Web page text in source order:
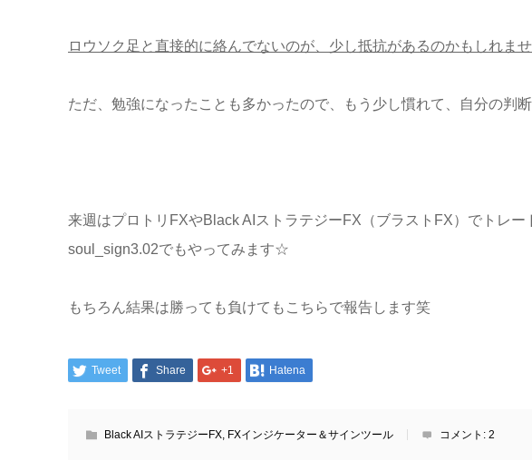
ロウソク足と直接的に絡んでないのが、少し抵抗があるのかもしれませ
ただ、勉強になったことも多かったので、もう少し慣れて、自分の判
来週はプロトリFXやBlack AIストラテジーFX（ブラストFX）でトレー
soul_sign3.02でもやってみます☆
もちろん結果は勝っても負けてもこちらで報告します笑
Tweet Share +1 Hatena
Black AIストラテジーFX, FXインジケーター＆サインツール コメント: 2